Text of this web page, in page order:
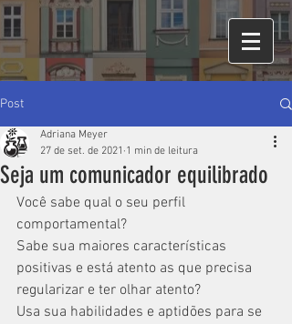
Post
Seja um comunicador equilibrado
Adriana Meyer
27 de set. de 2021 1 min de leitura
Você sabe qual o seu perfil
comportamental?
Sabe sua maiores características
positivas e está atento as que precisa
regularizar e ter olhar atento?
Usa sua habilidades e aptidões para se